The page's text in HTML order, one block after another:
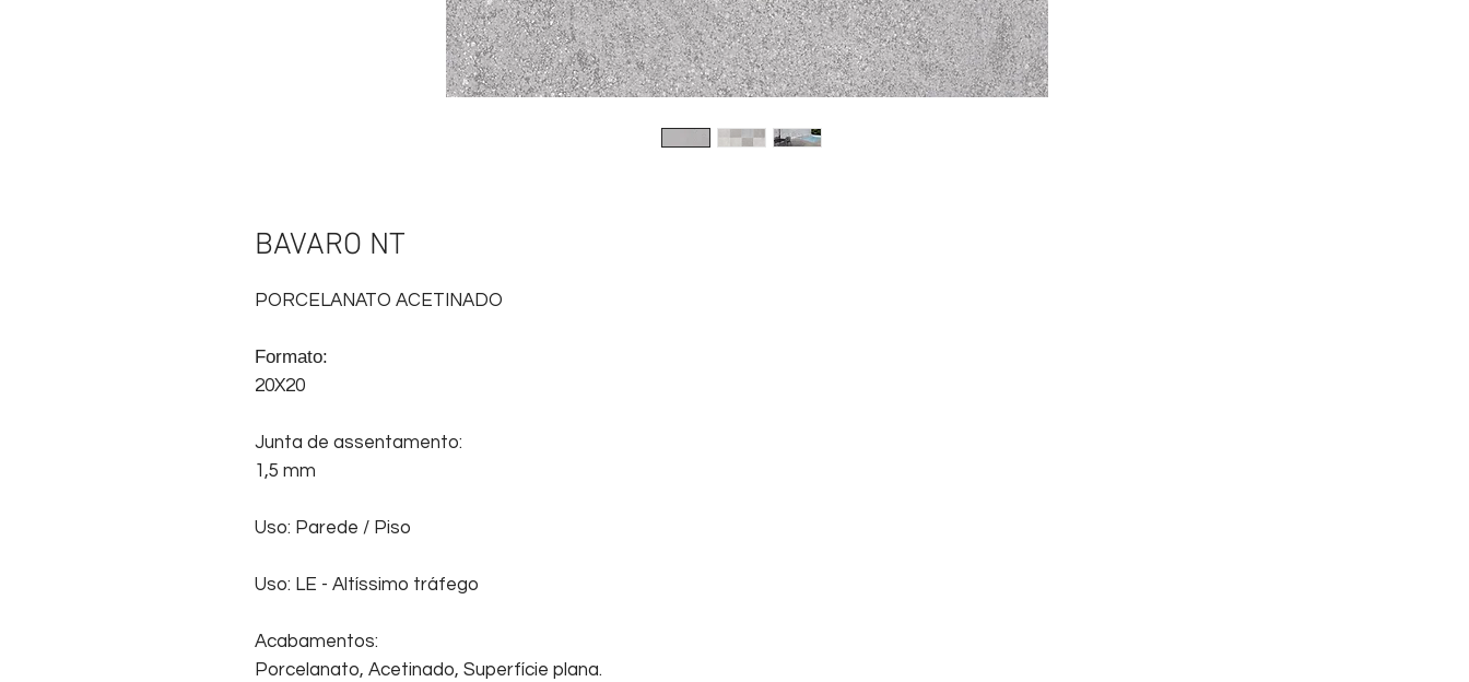
BAVARO NT
PORCELANATO ACETINADO
Formato:
20X20
Junta de assentamento:
1,5 mm
Uso: Parede / Piso
Uso: LE - Altíssimo tráfego
Acabamentos:
Porcelanato, Acetinado, Superfície plana.